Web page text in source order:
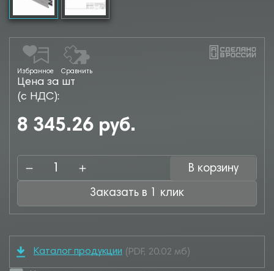
Избранное Сравнить
Цена за шт
(с НДС):
8 345.26 руб.
В корзину
Заказать в 1 клик
Каталог продукции (PDF, 20.02 мб)